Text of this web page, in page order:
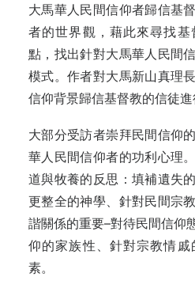
大馬華人民間信仰者歸信基
者的世界觀，藉此來尋找
點，找出針對大馬華人民間
模式。作者對大馬新山真理
信仰背景歸信基督教的信徒進
大部分受訪者崇拜民間信仰
華人民間信仰者的功利心理
道與牧養的反思：填補遺失
更整全的神學、針對民間宗
諧關係的重要–對待民間信仰
仰的家族性、針對宗教情
素。